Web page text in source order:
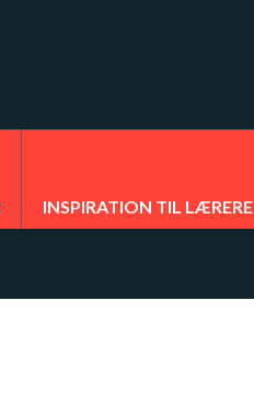
INSPIRATION TIL LÆRERE